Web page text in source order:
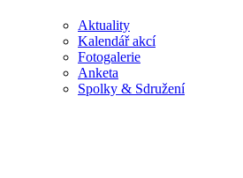
Aktuality
Kalendář akcí
Fotogalerie
Anketa
Spolky & Sdružení